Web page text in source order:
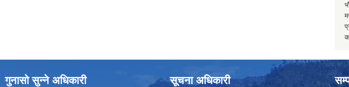
गुनासो सुन्ने अधिकारी सूचना अधिकारी